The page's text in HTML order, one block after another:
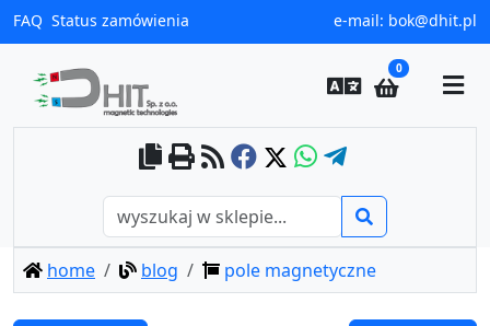
FAQ Status zamówienia e-mail: bok@dhit.pl
0
home blog pole magnetyczne